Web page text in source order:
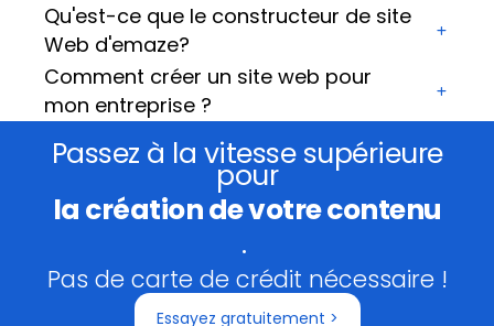
Qu'est-ce que le constructeur de site
Web d'emaze?
Comment créer un site web pour
mon entreprise ?
Passez à la vitesse supérieure
pour
la création de votre contenu
.
Pas de carte de crédit nécessaire !
Essayez gratuitement >